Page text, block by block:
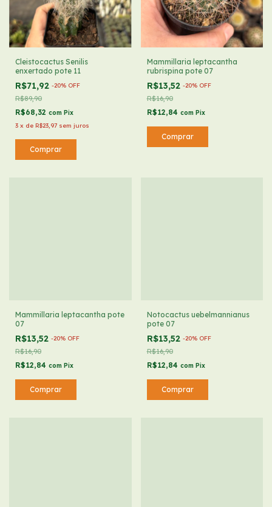
Cleistocactus Senilis
enxertado pote 11
R$71,92 -20% OFF
R$89,90
R$68,32 com Pix
3 x de R$23,97 sem juros
Mammillaria leptacantha
rubrispina pote 07
R$13,52 -20% OFF
R$16,90
R$12,84 com Pix
Mammillaria leptacantha pote
07
R$13,52 -20% OFF
R$16,90
R$12,84 com Pix
Notocactus uebelmannianus
pote 07
R$13,52 -20% OFF
R$16,90
R$12,84 com Pix